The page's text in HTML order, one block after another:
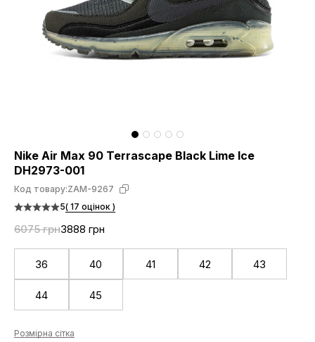
Nike Air Max 90 Terrascape Black Lime Ice
DH2973-001
Код товару:ZAM-9267
5( 17 оцінок )
6075 грн3888 грн
36 40 41 42 43
44 45
Розмірна сітка